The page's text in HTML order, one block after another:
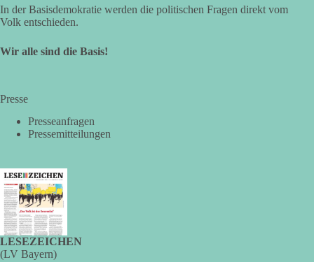
🟩🟩🟦🟦🟥🟥🟧🟧
Vorschläge können Zustimmung erhalten. Schlechte
weiterbringt.
Ablehnung. Keine politische Verschmelzung.
Entscheidungen? 👇
#dieBasis #SachsenAnhalt
#Sachpolitik
In der Basisdemokratie werden die politischen Fragen direkt vom
Volk entschieden.
Wir alle sind die Basis!
Presse
Presseanfragen
Pressemitteilungen
LESEZEICHEN
(LV Bayern)